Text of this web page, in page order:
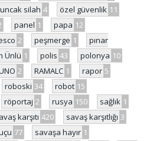
silah 4 özel güvenlik 11
panel 1 papa 12
2 peşmerge 1
pınar
Ünlü 1 polis 43 polonya 10
2 RAMALC 1 rapor 5
roboski 34 robot 15
röportaj 2 rusya 150 sağlık 1
karşıtı 420 savaş karşıtlığı 3
77 savaşa hayır 1